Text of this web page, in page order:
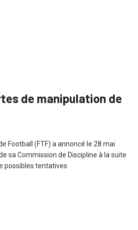
de manipulation de
Football (FTF) a annoncé le 28 mai
sa Commission de Discipline à la suite
possibles tentatives